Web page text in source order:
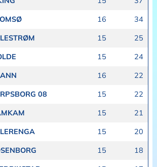
16 34
15 25
15 24
16 22
08 15 22
15 21
15 20
15 18